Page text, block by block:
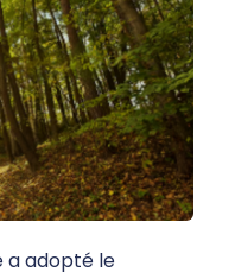
a adopté le